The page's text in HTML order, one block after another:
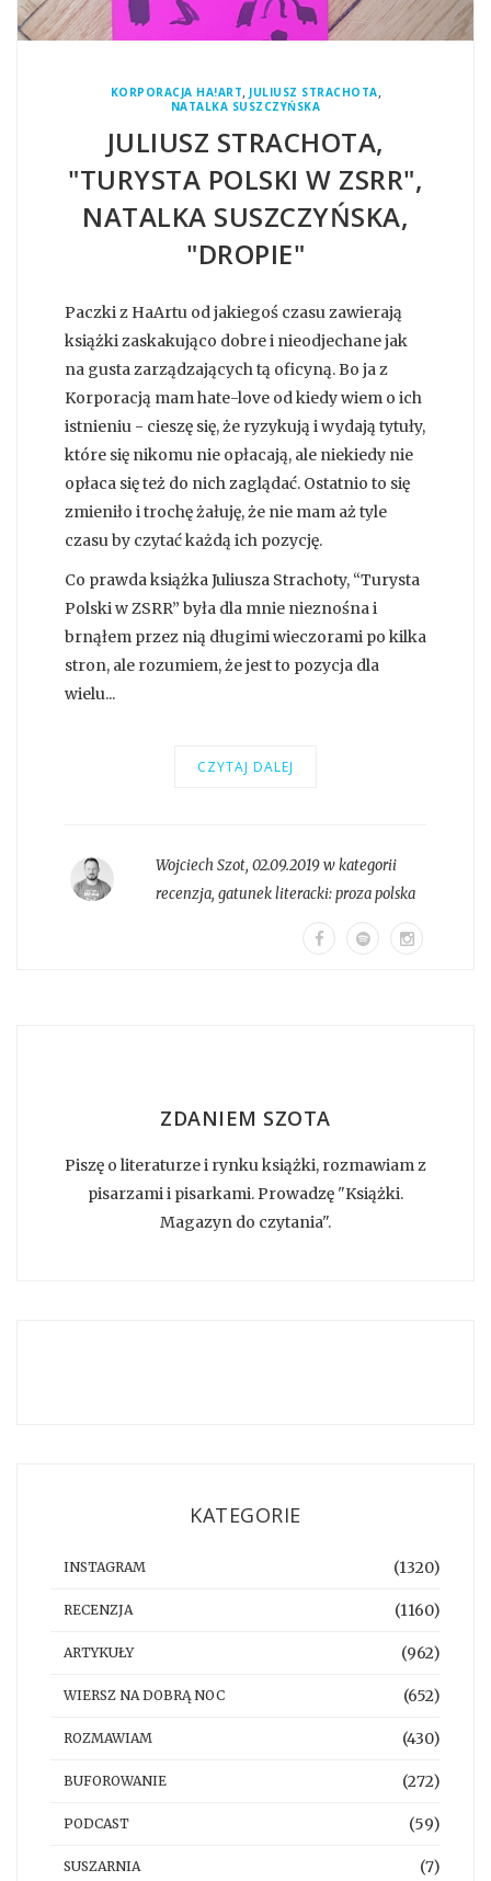
KORPORACJA HA!ART, JULIUSZ STRACHOTA,
NATALKA SUSZCZYŃSKA
JULIUSZ STRACHOTA,
"TURYSTA POLSKI W ZSRR",
NATALKA SUSZCZYŃSKA,
"DROPIE"
Paczki z HaArtu od jakiegoś czasu zawierają
książki zaskakująco dobre i nieodjechane jak
na gusta zarządzających tą oficyną. Bo ja z
Korporacją mam hate-love od kiedy wiem o ich
istnieniu - cieszę się, że ryzykują i wydają tytuły,
które się nikomu nie opłacają, ale niekiedy nie
opłaca się też do nich zaglądać. Ostatnio to się
zmieniło i trochę żałuję, że nie mam aż tyle
czasu by czytać każdą ich pozycję.
Co prawda książka Juliusza Strachoty, “Turysta
Polski w ZSRR” była dla mnie nieznośna i
brnąłem przez nią długimi wieczorami po kilka
stron, ale rozumiem, że jest to pozycja dla
wielu...
CZYTAJ DALEJ
Wojciech Szot, 02.09.2019 w kategorii
recenzja, gatunek literacki:proza polska
ZDANIEM SZOTA
Piszę o literaturze i rynku książki, rozmawiam z
pisarzami i pisarkami. Prowadzę "Książki.
Magazyn do czytania".
KATEGORIE
INSTAGRAM (1320)
RECENZJA (1160)
ARTYKUŁY (962)
WIERSZ NA DOBRĄ NOC (652)
ROZMAWIAM (430)
BUFOROWANIE (272)
PODCAST (59)
SUSZARNIA (7)